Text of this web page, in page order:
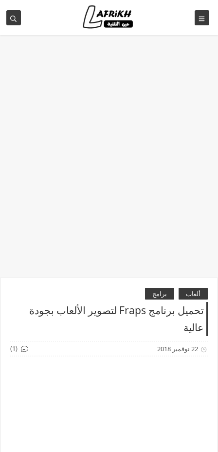
ألعاب برامج
تحميل برنامج Fraps لتصوير الألعاب بجودة
عالية
22 نوفمبر 2018 (1)